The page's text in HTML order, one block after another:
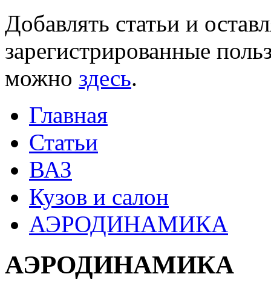
Добавлять статьи и
зарегистрированные
можно здесь.
Главная
Статьи
ВАЗ
Кузов и салон
АЭРОДИНАМИКА
АЭРОДИНАМИКА